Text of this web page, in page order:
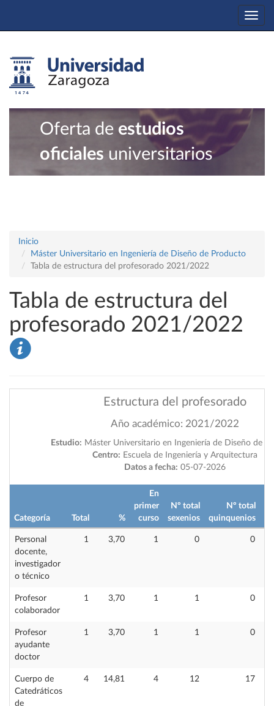
Oferta de estudios
oficiales universitarios
Inicio
Máster Universitario en Ingeniería de Diseño de Producto
Tabla de estructura del profesorado 2021/2022
Tabla de estructura del
profesorado 2021/2022
Estructura del profesorado
Año académico: 2021/2022
Estudio: Máster Universitario en Ingeniería de Diseño de
Centro: Escuela de Ingeniería y Arquitectura
Datos a fecha: 05-07-2026
Categoría Total %
En
primer
curso
Nº total
sexenios
Nº total
quinquenios
Personal
docente,
investigador
o técnico
1 3,70 1 0 0
Profesor
colaborador
1 3,70 1 1 0
Profesor
ayudante
doctor
1 3,70 1 1 0
Cuerpo de
Catedráticos
de
4 14,81 4 12 17